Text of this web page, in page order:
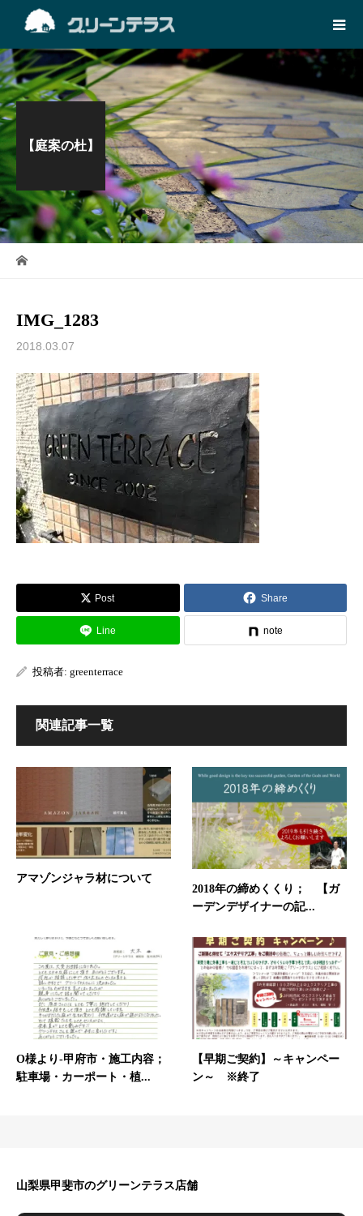
【庭案の杜】
IMG_1283
2018.03.07
Post Share
Line note
投稿者: greenterrace
関連記事一覧
アマゾンジャラ材について
2018年の締めくくり； 【ガ
ーデンデザイナーの記...
O様より-甲府市・施工内容；
駐車場・カーポート・植...
【早期ご契約】～キャンペー
ン～ ※終了
山梨県甲斐市のグリーンテラス店舗